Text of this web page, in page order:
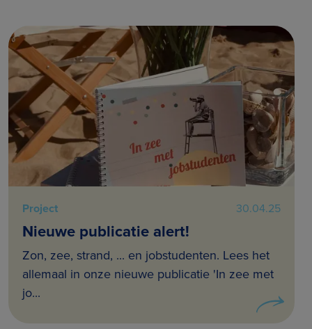
Project 30.04.25
Nieuwe publicatie alert!
Zon, zee, strand, ... en jobstudenten. Lees het
allemaal in onze nieuwe publicatie 'In zee met
jo...